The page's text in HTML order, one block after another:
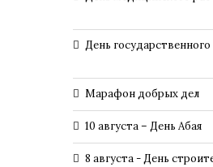
День
Марафон добрых дел
10 августа – День Абая
8 августа - День